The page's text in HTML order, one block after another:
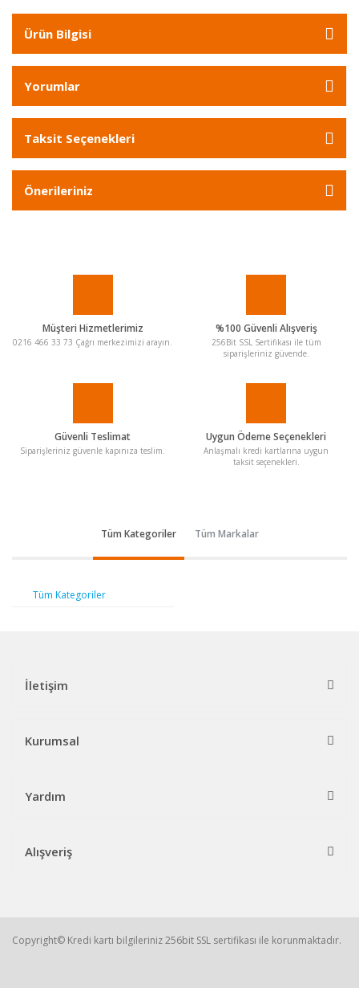
Ürün Bilgisi
Yorumlar
Taksit Seçenekleri
Önerileriniz
Müşteri Hizmetlerimiz
0216 466 33 73 Çağrı merkezimizi arayın.
%100 Güvenli Alışveriş
256Bit SSL Sertifikası ile tüm
siparişleriniz güvende.
Güvenli Teslimat
Siparişleriniz güvenle kapınıza teslim.
Uygun Ödeme Seçenekleri
Anlaşmalı kredi kartlarına uygun
taksit seçenekleri.
Tüm Kategoriler Tüm Markalar
Tüm Kategoriler
İletişim
Kurumsal
Yardım
Alışveriş
Copyright© Kredi kartı bilgileriniz 256bit SSL sertifikası ile korunmaktadır.